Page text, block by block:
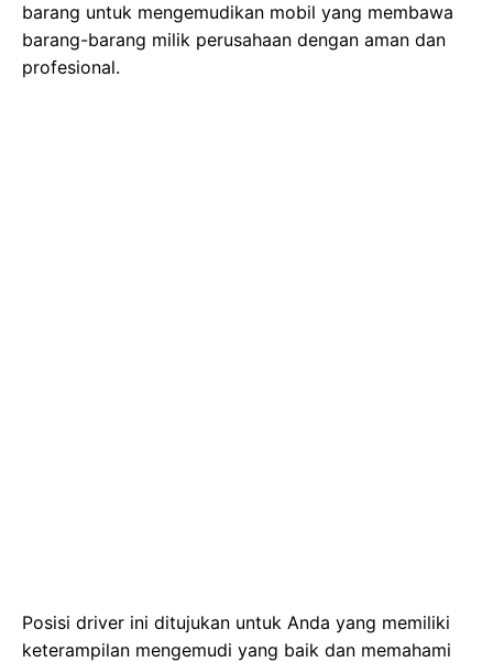
barang untuk mengemudikan mobil yang membawa
barang-barang milik perusahaan dengan aman dan
profesional.
Posisi driver ini ditujukan untuk Anda yang memiliki
keterampilan mengemudi yang baik dan memahami